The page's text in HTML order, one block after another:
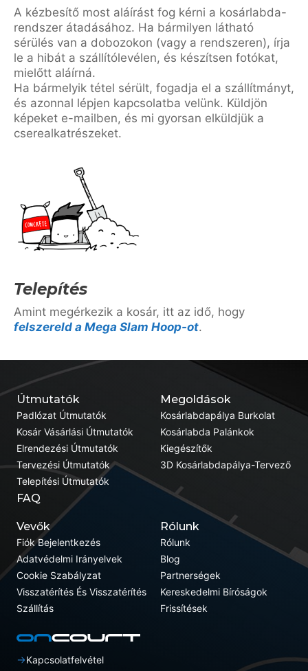
A kézbesítő most aláírást fog kérni a kosárlabda-
rendszer átadásához. Ha bármilyen látható
sérülés van a dobozokon (vagy a rendszeren), írja
le a hibát a szállítólevélen, és készítsen fotókat,
mielőtt aláírná.
Ha bármelyik tétel sérült, fogadja el a szállítmányt,
és azonnal lépjen kapcsolatba velünk. Küldjön
képeket e-mailben, és mi gyorsan elküldjük a
cserealkatrészeket.
Telepítés
Amint megérkezik a kosár, itt az idő, hogy
felszereld a Mega Slam Hoop-ot.
Megoldások
Kosárlabdapálya Burkolat
Kosárlabda Palánkok
Kiegészítők
3D Kosárlabdapálya-Tervező
Útmutatók
Padlózat Útmutatók
Kosár Vásárlási Útmutatók
Elrendezési Útmutatók
Tervezési Útmutatók
Telepítési Útmutatók
FAQ
Vevők
Fiók Bejelentkezés
Adatvédelmi Irányelvek
Cookie Szabályzat
Visszatérítés És Visszatérítés
Szállítás
Rólunk
Rólunk
Blog
Partnerségek
Kereskedelmi Bíróságok
Frissítések
Kapcsolatfelvétel